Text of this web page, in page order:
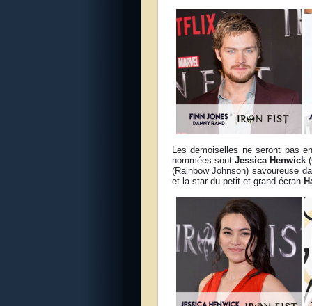
Les demoiselles ne seront pas
nommées sont Jessica Henwick
(Rainbow Johnson) savoureuse
et la star du petit et grand écran